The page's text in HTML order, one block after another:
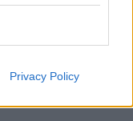
Privacy Policy